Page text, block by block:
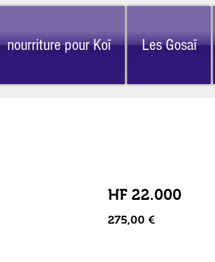
Les Gosaï
nourriture pour Koï
HF 22.000
275,00 €